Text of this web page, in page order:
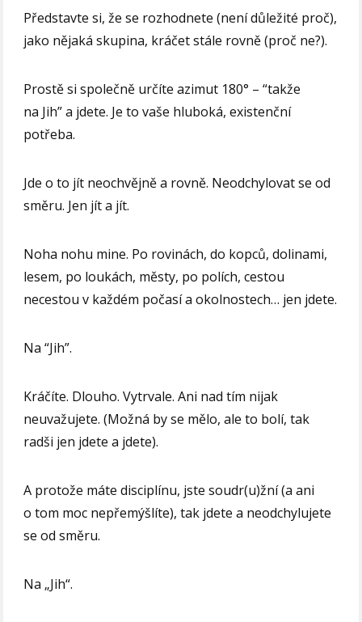
Představte si, že se rozhodnete (není důležité proč),
jako nějaká skupina, kráčet stále rovně (proč ne?).
Prostě si společně určíte azimut 180° – “takže
na Jih” a jdete. Je to vaše hluboká, existenční
potřeba.
Jde o to jít neochvějně a rovně. Neodchylovat se od
směru. Jen jít a jít.
Noha nohu mine. Po rovinách, do kopců, dolinami,
lesem, po loukách, městy, po polích, cestou
necestou v každém počasí a okolnostech… jen jdete.
Na “Jih”.
Kráčíte. Dlouho. Vytrvale. Ani nad tím nijak
neuvažujete. (Možná by se mělo, ale to bolí, tak
radši jen jdete a jdete).
A protože máte disciplínu, jste soudr(u)žní (a ani
o tom moc nepřemýšlíte), tak jdete a neodchylujete
se od směru.
Na „Jih“.